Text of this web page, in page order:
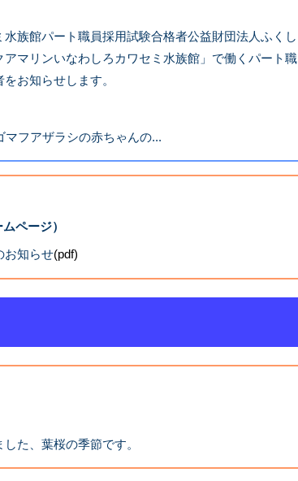
水族館パート職員採用試験合格者公益財団法人ふくし
アマリンいなわしろカワセミ水族館」で働くパート職
お知らせします。
マフアザラシの赤ちゃんの...
ページ）
お知らせ(pdf)
た、葉桜の季節です。